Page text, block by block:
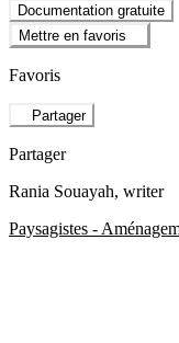
Documentation gratuite
Mettre en favoris
Favoris
Partager
Partager
Rania Souayah, writer
Paysagistes -